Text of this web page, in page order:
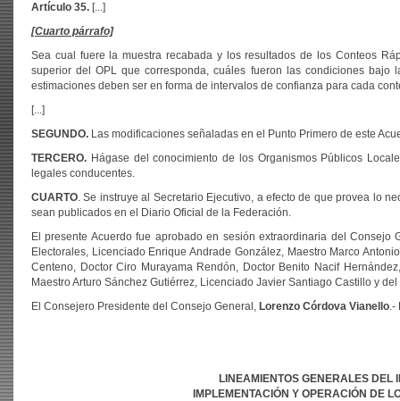
Artículo 35. [...]
[Cuarto párrafo]
Sea cual fuere la muestra recabada y los resultados de los Conteos
superior del OPL que corresponda, cuáles fueron las condiciones
estimaciones deben ser en forma de intervalos de confianza para cada
[...]
SEGUNDO. Las modificaciones señaladas en el Punto Primero de este
TERCERO. Hágase del conocimiento de los Organismos Públicos
legales conducentes.
CUARTO. Se instruye al Secretario Ejecutivo, a efecto de que provea lo
sean publicados en el Diario Oficial de la Federación.
El presente Acuerdo fue aprobado en sesión extraordinaria del
Electorales, Licenciado Enrique Andrade González, Maestro Marco
Centeno, Doctor Ciro Murayama Rendón, Doctor Benito Nacif
Maestro Arturo Sánchez Gutiérrez, Licenciado Javier Santiago Castillo y
El Consejero Presidente del Consejo General, Lorenzo Córdova Vianello.-
LINEAMIENTOS GENERALES DEL
IMPLEMENTACIÓN Y OPERACIÓN DE